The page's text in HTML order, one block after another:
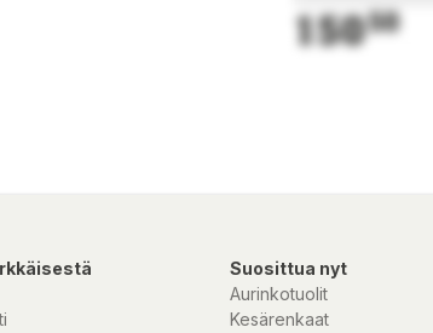
15050
Suosittua nyt
Aurinkotuolit
Kesärenkaat